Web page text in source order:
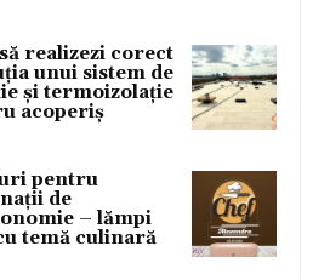
realizezi corect
unui sistem de
și termoizolație
acoperiș
pentru
de
– lămpi
temă culinară